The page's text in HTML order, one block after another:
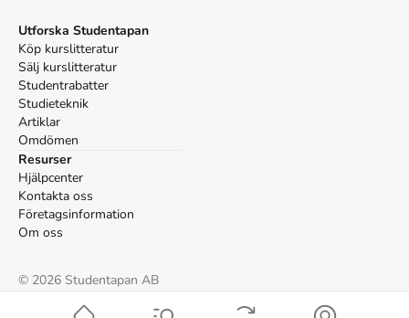
Utforska Studentapan
Köp kurslitteratur
Sälj kurslitteratur
Studentrabatter
Studieteknik
Artiklar
Omdömen
Resurser
Hjälpcenter
Kontakta oss
Företagsinformation
Om oss
© 2026 Studentapan AB
Cookies